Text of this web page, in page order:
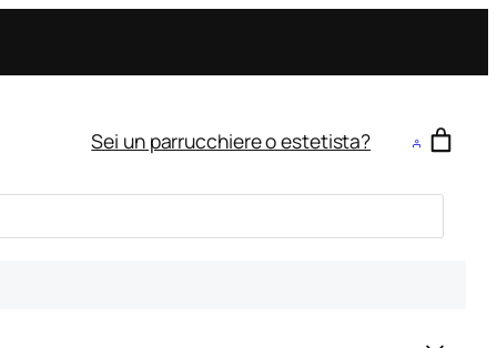
Sei un parrucchiere o estetista?